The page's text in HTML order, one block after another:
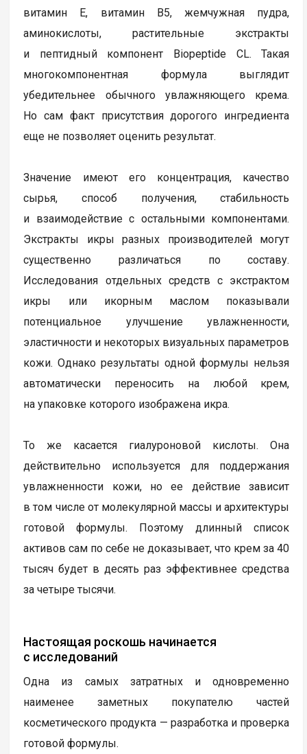
витамин Е, витамин В5, жемчужная пудра,
аминокислоты, растительные экстракты
и пептидный компонент Biopeptide CL. Такая
многокомпонентная формула выглядит
убедительнее обычного увлажняющего крема.
Но сам факт присутствия дорогого ингредиента
еще не позволяет оценить результат.
Значение имеют его концентрация, качество
сырья, способ получения, стабильность
и взаимодействие с остальными компонентами.
Экстракты икры разных производителей могут
существенно различаться по составу.
Исследования отдельных средств с экстрактом
икры или икорным маслом показывали
потенциальное улучшение увлажненности,
эластичности и некоторых визуальных параметров
кожи. Однако результаты одной формулы нельзя
автоматически переносить на любой крем,
на упаковке которого изображена икра.
То же касается гиалуроновой кислоты. Она
действительно используется для поддержания
увлажненности кожи, но ее действие зависит
в том числе от молекулярной массы и архитектуры
готовой формулы. Поэтому длинный список
активов сам по себе не доказывает, что крем за 40
тысяч будет в десять раз эффективнее средства
за четыре тысячи.
Настоящая роскошь начинается
с исследований
Одна из самых затратных и одновременно
наименее заметных покупателю частей
косметического продукта — разработка и проверка
готовой формулы.